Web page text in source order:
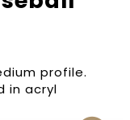
profile.
in acryl